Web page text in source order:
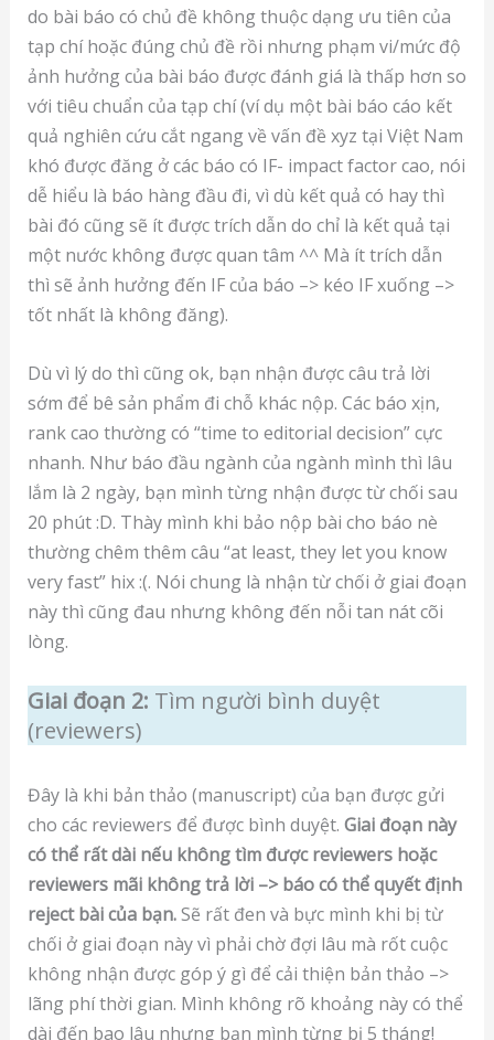
do bài báo có chủ đề không thuộc dạng ưu tiên của
tạp chí hoặc đúng chủ đề rồi nhưng phạm vi/mức độ
ảnh hưởng của bài báo được đánh giá là thấp hơn so
với tiêu chuẩn của tạp chí (ví dụ một bài báo cáo kết
quả nghiên cứu cắt ngang về vấn đề xyz tại Việt Nam
khó được đăng ở các báo có IF- impact factor cao, nói
dễ hiểu là báo hàng đầu đi, vì dù kết quả có hay thì
bài đó cũng sẽ ít được trích dẫn do chỉ là kết quả tại
một nước không được quan tâm ^^ Mà ít trích dẫn
thì sẽ ảnh hưởng đến IF của báo –> kéo IF xuống –>
tốt nhất là không đăng).
Dù vì lý do thì cũng ok, bạn nhận được câu trả lời
sớm để bê sản phẩm đi chỗ khác nộp. Các báo xịn,
rank cao thường có “time to editorial decision” cực
nhanh. Như báo đầu ngành của ngành mình thì lâu
lắm là 2 ngày, bạn mình từng nhận được từ chối sau
20 phút :D. Thày mình khi bảo nộp bài cho báo nè
thường chêm thêm câu “at least, they let you know
very fast” hix :(. Nói chung là nhận từ chối ở giai đoạn
này thì cũng đau nhưng không đến nỗi tan nát cõi
lòng.
Giai đoạn 2: Tìm người bình duyệt
(reviewers)
Đây là khi bản thảo (manuscript) của bạn được gửi
cho các reviewers để được bình duyệt. Giai đoạn này
có thể rất dài nếu không tìm được reviewers hoặc
reviewers mãi không trả lời –> báo có thể quyết định
reject bài của bạn.Sẽ rất đen và bực mình khi bị từ
chối ở giai đoạn này vì phải chờ đợi lâu mà rốt cuộc
không nhận được góp ý gì để cải thiện bản thảo –>
lãng phí thời gian. Mình không rõ khoảng này có thể
dài đến bao lâu nhưng bạn mình từng bị 5 tháng!